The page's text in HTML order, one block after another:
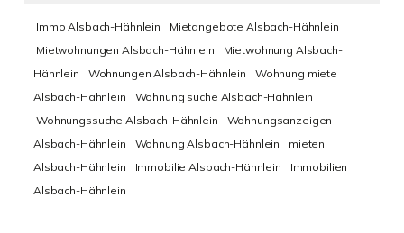
Immo Alsbach-Hähnlein
Mietangebote Alsbach-Hähnlein
Mietwohnungen Alsbach-Hähnlein
Mietwohnung Alsbach-
Hähnlein
Wohnungen Alsbach-Hähnlein
Wohnung miete
Alsbach-Hähnlein
Wohnung suche Alsbach-Hähnlein
Wohnungssuche Alsbach-Hähnlein
Wohnungsanzeigen
Alsbach-Hähnlein
Wohnung Alsbach-Hähnlein
mieten
Alsbach-Hähnlein
Immobilie Alsbach-Hähnlein
Immobilien
Alsbach-Hähnlein